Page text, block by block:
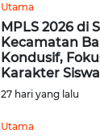
Utama
MPLS 2026 di
Kecamatan
Kondusif,
Karakter Siswa
27 hari yang lalu
Utama